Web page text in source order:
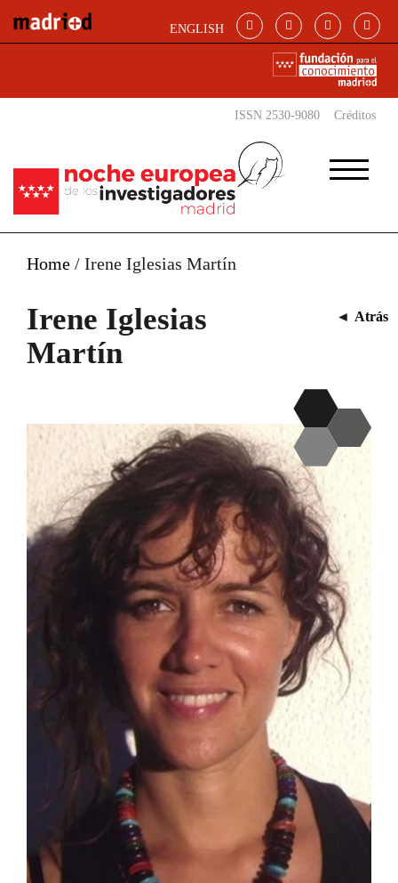
ENGLISH
ISSN 2530-9080 Créditos
Home / Irene Iglesias Martín
Irene Iglesias
Martín
◄ Atrás